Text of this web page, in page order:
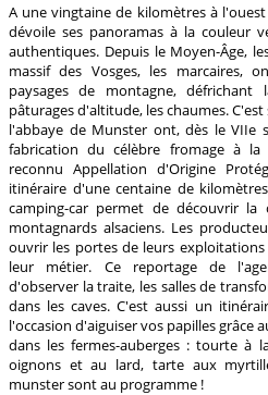
A une vingtaine de kilomètres à
dévoile ses panoramas à la couleur
authentiques. Depuis le Moyen-Âge,
massif des Vosges, les marcaires,
paysages de montagne,
pâturages d'altitude, les chaumes.
l'abbaye de Munster ont, dès le VIIe
fabrication du célèbre fromage à
reconnu Appellation d'Origine
itinéraire d'une centaine de
camping-car permet de découvrir
montagnards alsaciens. Les
ouvrir les portes de leurs
leur métier. Ce reportage de
d'observer la traite, les salles de
dans les caves. C'est aussi un
l'occasion d'aiguiser vos papilles grâce
dans les fermes-auberges : tourte à
oignons et au lard, tarte aux
munster sont au programme !